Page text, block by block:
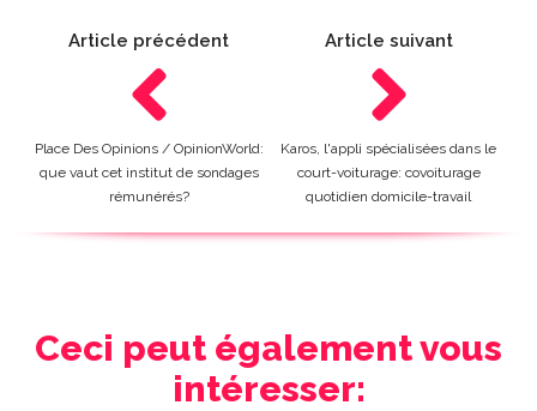
Article précédent
Place Des Opinions / OpinionWorld:
que vaut cet institut de sondages
rémunérés?
Article suivant
Karos, l'appli spécialisées dans le
court-voiturage: covoiturage
quotidien domicile-travail
Ceci peut également vous
intéresser: